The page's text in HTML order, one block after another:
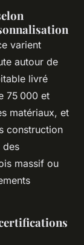
varient
autour de
livré
75 000 et
matériaux, et
construction
des
massif ou